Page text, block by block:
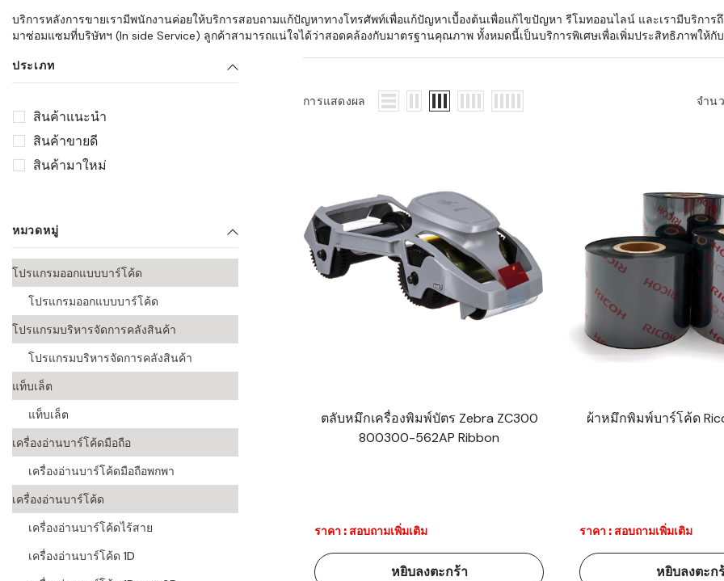
แนะนำ Checklist ก่อน
เลือกระบบ WMS: ธุรกิจ
ก่อนเริ่มติดตั้ง
ส่งและโลจิสติกส์
ระบบบาร์โค้ดในธุรกิจ
ขายธุรกิจค้าปลีก
การพัฒนาบาร์โค้ดในงาน
อุตสาหกรรมเสื้อผ้า
ระบบบาร์โค้ดใน
แพทย์
บริการหลังการขายเรามีพนักงานค่อยให้บริการสอบถามแก้ปัญหาทางโทรศัพท์เพื่อแก้ปัญหาเบื้องต้นเพื่อแก้ไขปัญหา รีโมทออนไลน์ และเรามีบริการ
มาซ่อมแซมที่บริษัทฯ (In side Service) ลูกค้าสามารถแน่ใจได้ว่าสอดคล้องกับมาตรฐานคุณภาพ ทั้งหมดนี้เป็นบริการพิเศษเพื่อเพิ่มประสิทธิภาพให้กั
ประเภท
สินค้าแนะนำ
สินค้าขายดี
สินค้ามาใหม่
หมวดหมู่
โปรแกรมออกแบบบาร์โค้ด
โปรแกรมออกแบบบาร์โค้ด
โปรแกรมบริหารจัดการคลังสินค้า
โปรแกรมบริหารจัดการคลังสินค้า
แท็บเล็ต
แท็บเล็ต
เครื่องอ่านบาร์โค้ดมือถือ
เครื่องอ่านบาร์โค้ดมือถือพกพา
เครื่องอ่านบาร์โค้ด
เครื่องอ่านบาร์โค้ดไร้สาย
เครื่องอ่านบาร์โค้ด 1D
การแสดงผล จำน
ตลับหมึกเครื่องพิมพ์บัตร Zebra ZC300
800300-562AP Ribbon
ราคา : สอบถามเพิ่มเติม
หยิบลงตะกร้า
ผ้าหมึกพิมพ์บาร์โค้ด
ราคา : สอบถามเพิ่มเติม
หยิบลงตะก